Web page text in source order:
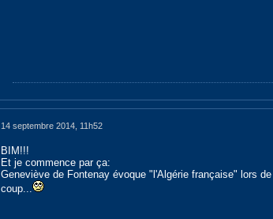
14 septembre 2014, 11h52
BIM!!!
Et je commence par ça:
Geneviève de Fontenay évoque "l'Algérie française" lors
coup...